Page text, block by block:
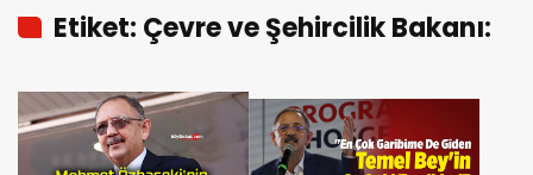
Etiket: Çevre ve Şehircilik Bakanı: